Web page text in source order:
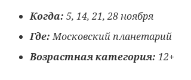
Когда: 5, 14, 21, 28 ноября
Где:Московский планетарий
Возрастная категория: 12+